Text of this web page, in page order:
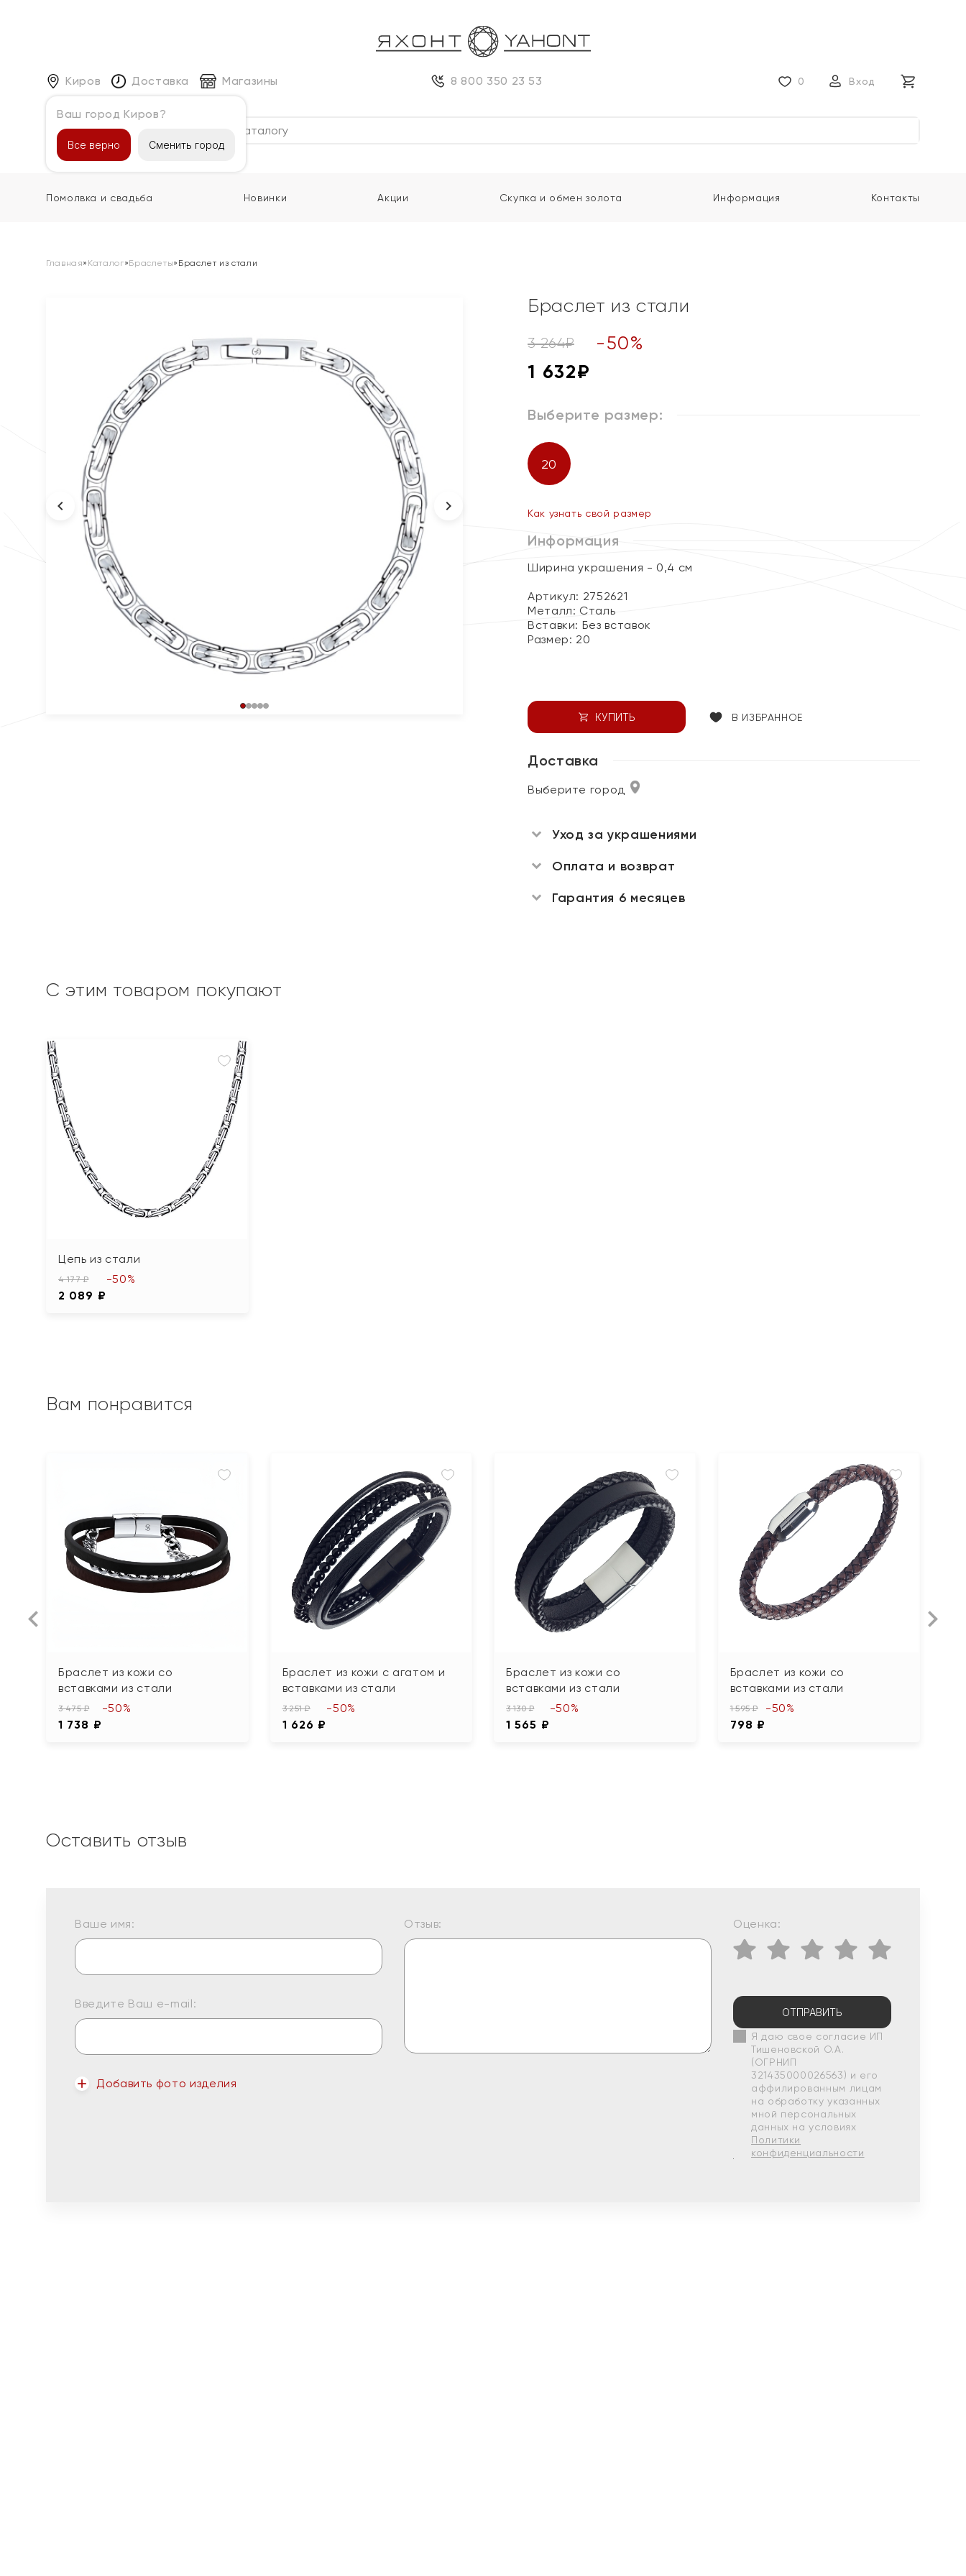
Киров
Ваш город Киров?
Все верно Сменить город
Доставка Магазины 8 800 350 23 53 0 Вход
Каталог
Помолвка и свадьба Новинки Акции Скупка и обмен золота Информация Контакты
Главная» Каталог»Браслеты» Браслет из стали
Браслет из стали
3 264₽ -50%
1 632₽
Выберите размер:
20
Как узнать свой размер
Информация
Ширина украшения - 0,4 см
Артикул: 2752621
Металл: Сталь
Вставки: Без вставок
Размер: 20
КУПИТЬ В ИЗБРАННОЕ
Доставка
Выберите город
Уход за украшениями
Оплата и возврат
Гарантия 6 месяцев
С этим товаром покупают
Цепь из стали
4 177 ₽
2 089 ₽
-50%
Вам понравится
Браслет из кожи со
вставками из стали
3 475 ₽
1 738 ₽
-50%
Браслет из кожи с агатом и
вставками из стали
3 251 ₽
1 626 ₽
-50%
Браслет из кожи со
вставками из стали
3 130 ₽
1 565 ₽
-50%
Браслет из кожи со
вставками из стали
1 595 ₽
798 ₽
-50%
Оставить отзыв
Ваше имя:
Введите Ваш e-mail:
Добавить фото изделия
Отзыв: Оценка:
ОТПРАВИТЬ
Я даю свое согласие ИП
Тишеновской О.А.
(ОГРНИП
321435000026563) и его
аффилированным лицам
на обработку указанных
мной персональных
данных на условиях
Политики
конфиденциальности